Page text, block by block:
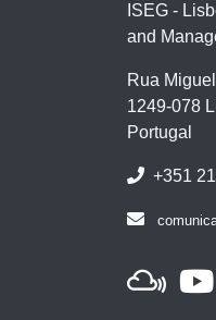
ISEG -
and
Rua
1249-078
Portugal
+351